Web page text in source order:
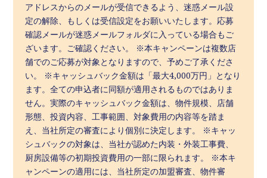
アドレスからのメールが受信できるよう、迷惑メール設
定の解除、もしくは受信設定をお願いいたします。応募
確認メールが迷惑メールフォルダに入っている場合もご
ざいます。ご確認ください。 ※本キャンペーンは複数店
舗でのご応募が対象となりますので、予めご了承くださ
い。 ※キャッシュバック金額は「最大4,000万円」となり
ます。全ての申込者に同額が適用されるものではありま
せん。実際のキャッシュバック金額は、物件規模、店舗
形態、投資内容、工事範囲、対象費用の内容等を踏ま
え、当社所定の審査により個別に決定します。 ※キャッ
シュバックの対象は、当社が認めた内装・外装工事費、
厨房設備等の初期投資費用の一部に限られます。 ※本キ
ャンペーンの適用には、当社所定の加盟審査、物件審